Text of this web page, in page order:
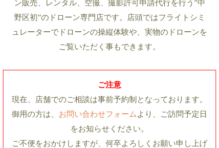
ン販売、レンタル、空撮、撮影許可申請代行を行う”中
野区初”のドローン専門店です。店頭ではフライトシミ
ュレーターでドローンの操縦体験や、実物のドローンを
ご覧いただく事もできます。
ご注意
現在、店舗でのご相談は事前予約制となっております。
御用の方は、 お問い合わせフォーム より、ご訪問予定日
をお知らせください。
ご不便をおかけしますが、何卒よろしくお願い申し上げ